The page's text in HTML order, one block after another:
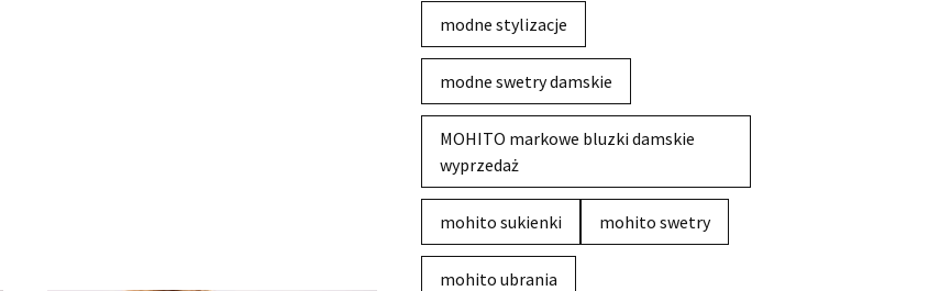
modne stylizacje
modne swetry damskie
MOHITO markowe bluzki damskie
wyprzedaż
mohito sukienki mohito swetry
mohito ubrania